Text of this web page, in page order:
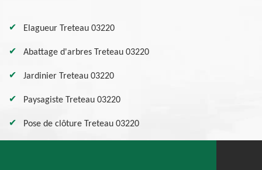
Elagueur Treteau 03220
Abattage d'arbres Treteau 03220
Jardinier Treteau 03220
Paysagiste Treteau 03220
Pose de clôture Treteau 03220